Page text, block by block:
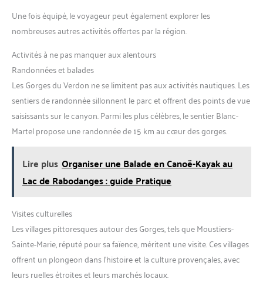
Une fois équipé, le voyageur peut également explorer les
nombreuses autres activités offertes par la région.
Activités à ne pas manquer aux alentours
Randonnées et balades
Les Gorges du Verdon ne se limitent pas aux activités nautiques. Les
sentiers de randonnée sillonnent le parc et offrent des points de vue
saisissants sur le canyon. Parmi les plus célèbres, le sentier Blanc-
Martel propose une randonnée de 15 km au cœur des gorges.
Lire plus Organiser une Balade en Canoë-Kayak au
Lac de Rabodanges : guide Pratique
Visites culturelles
Les villages pittoresques autour des Gorges, tels que Moustiers-
Sainte-Marie, réputé pour sa faïence, méritent une visite. Ces villages
offrent un plongeon dans l’histoire et la culture provençales, avec
leurs ruelles étroites et leurs marchés locaux.